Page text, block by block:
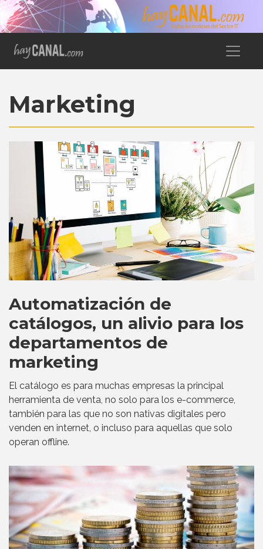
Marketing
Automatización de
catálogos, un alivio para los
departamentos de
marketing
El catálogo es para muchas empresas la principal
herramienta de venta, no solo para los e-commerce,
también para las que no son nativas digitales pero
venden en internet, o incluso para aquellas que solo
operan offline.